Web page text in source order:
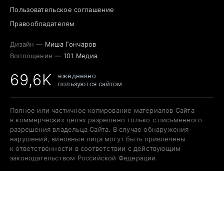
Пользовательское соглашение
Правообладателям
Дизайн — Миша Гончаров
Воплощение — 101 Медиа
69,6K
ежедневно
пользуются сайтом
Полное или частичное копирование материалов Сайта
в коммерческих целях разрешено только с письменного
разрешения владельца Сайта. В случае обнаружения
нарушений, виновные лица могут быть привлечены
к ответственности в соответствии с действующим
законодательством Российской Федерации.